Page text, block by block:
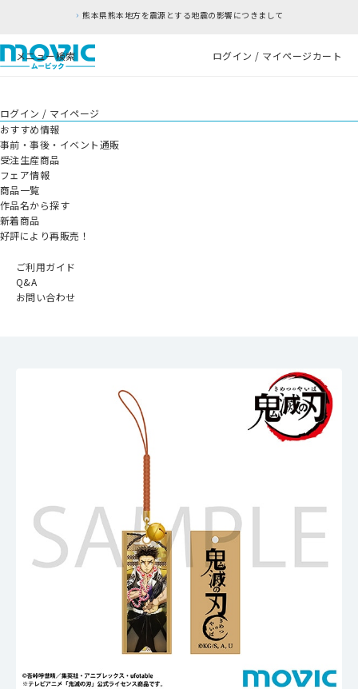
熊本県熊本地方を震源とする地震の影響につきまして
メニュー検索 ログイン / マイページカート
ログイン / マイページ
おすすめ情報
事前・事後・イベント通販
受注生産商品
フェア情報
商品一覧
作品名から探す
新着商品
好評により再販売！
ご利用ガイド
Q&A
お問い合わせ